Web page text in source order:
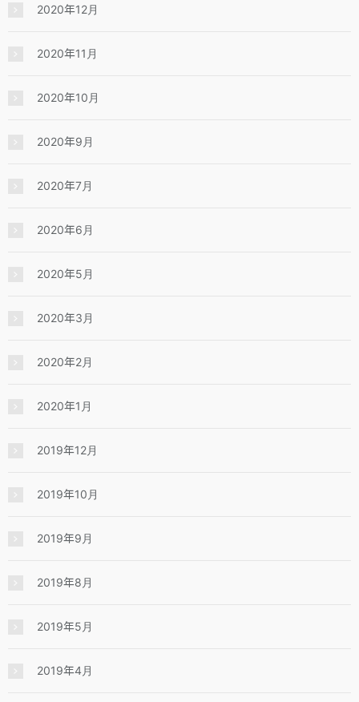
2020年12月
2020年11月
2020年10月
2020年9月
2020年7月
2020年6月
2020年5月
2020年3月
2020年2月
2020年1月
2019年12月
2019年10月
2019年9月
2019年8月
2019年5月
2019年4月